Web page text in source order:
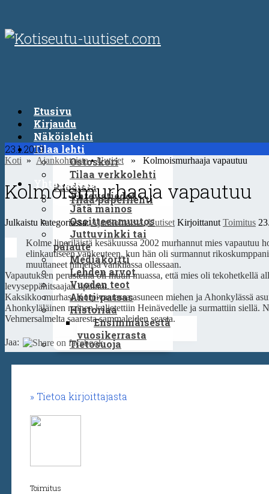
Etusivu
Kirjaudu
Näköislehti
Tilaa lehti
Ostoskori
Tilaa verkkolehti
Puodista
Tilaa paperilehti
Yhteystiedot
Yhteystiedot
Jätä mainos
Osoitteenmuutos
Juttuvinkki tai
palaute
Mediakortti
Lehden arvot
Vuoden teot
Antti-patsas
Historiaa
Ensimmäisestä
vuosikerrasta
Tietosuoja
23.1.2019
Koti » Ajankohtaista•Uutiset » Kolmoismurhaaja vapautuu
Kolmoismurhaaja vapautuu
Julkaistu kategoriassa:Ajankohtaista,Uutiset Kirjoittanut Toimitus
Kolme liperiläistä kesäkuussa 2002 murhannut mies vapautuu
elinkautiseen vankeuteen, kun hän oli surmannut
muuttaneet nimensä vankilassa ollessaan.
Vapautuksen perusteina oli muun muassa, että mies oli
levyseppähitsaajan opinnot.
Kaksikko murhasi Korpivaarassa asuneen miehen ja Ahonkylässä
Ahonkyläläinen nainen kuljetettiin Heinävedelle ja surmattiin siellä.
Vehmersalmelta saaresta sammaleiden seasta.
Jaa:
Tietoa kirjoittajasta
Toimitus